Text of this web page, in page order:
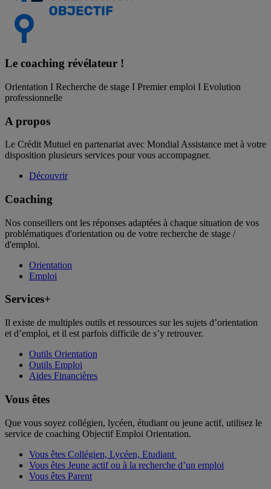
Le coaching révélateur !
Orientation I Recherche de stage I Premier emploi I Evolution
professionnelle
A propos
Le Crédit Mutuel en partenariat avec Mondial Assistance met à votre
disposition plusieurs services pour vous accompagner.
Découvrir
Coaching
Nos conseillers ont les réponses adaptées à chaque situation de vos
problématiques d'orientation ou de votre recherche de stage /
d'emploi.
Orientation
Emploi
Services+
Il existe de multiples outils et ressources sur les sujets d’orientation
et d’emploi, et il est parfois difficile de s’y retrouver.
Outils Orientation
Outils Emploi
Aides Financières
Vous êtes
Que vous soyez collégien, lycéen, étudiant ou jeune actif, utilisez le
service de coaching Objectif Emploi Orientation.
Vous êtes Collégien, Lycéen, Etudiant
Vous êtes Jeune actif ou à la recherche d’un emploi
Vous êtes Parent